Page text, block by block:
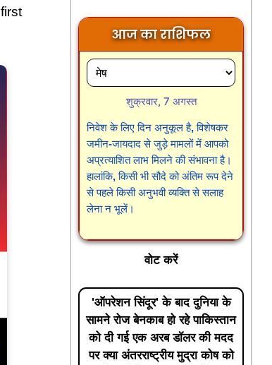
first
आज का राशिफल
शुक्रवार, 7 अगस्त
निवेश के लिए दिन अनुकूल है, विशेषकर
जमीन-जायदाद से जुड़े मामलों में आपको
अप्रत्याशित लाभ मिलने की संभावना है।
हालांकि, किसी भी सौदे को अंतिम रूप देने
से पहले किसी अनुभवी व्यक्ति से सलाह
लेना न भूलें।
वोट करें
'ऑपरेशन सिंदूर' के बाद दुनिया के
सामने रोज बेनकाब हो रहे पाकिस्तान
को दी गई एक अरब डॉलर की मदद
पर क्या अंतरराष्ट्रीय मुद्रा कोष को